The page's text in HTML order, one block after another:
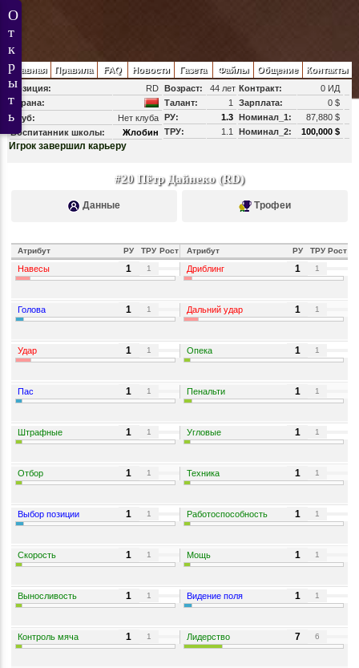
Главная Правила FAQ Новости Газета Файлы Общение
Контакты
Позиция:
RD
Страна:
Клуб:
Нет клуба
Воспитанник школы:
Жлобин
Возраст:
44 лет
Талант:
1
РУ:
1.3
ТРУ:
1.1
Контракт:
0 ИД
Зарплата:
0 $
Номинал_1:
87,880 $
Номинал_2:
100,000 $
Игрок завершил карьеру
#20 Пётр Дайнеко (RD)
Данные Трофеи
Атрибут РУ ТРУ Рост Атрибут РУ ТРУ Рост
Навесы 1 1 Дриблинг 1 1
Голова 1 1 Дальний удар 1 1
Удар 1 1 Опека 1 1
Пас 1 1 Пенальти 1 1
Штрафные 1 1 Угловые 1 1
Отбор 1 1 Техника 1 1
Выбор позиции 1 1 Работоспособность 1 1
Скорость 1 1 Мощь 1 1
Выносливость 1 1 Видение поля 1 1
Контроль мяча 1 1 Лидерство 7 6